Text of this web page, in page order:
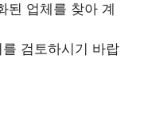
된 업체를 찾아 계
검토하시기 바랍